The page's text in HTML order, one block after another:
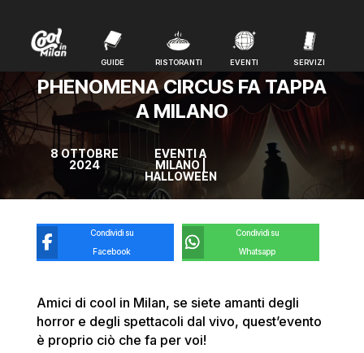
GUIDE RISTORANTI EVENTI SERVIZI
GUIDE RISTORANTI EVENTI SERVIZI
PHENOMENA CIRCUS FA TAPPA
A MILANO
8 OTTOBRE
2024
EVENTI A
MILANO|
HALLOWEEN
Condividi su
Facebook
Condividi su
Whatsapp
Amici di cool in Milan, se siete amanti degli
horror e degli spettacoli dal vivo, quest’evento
è proprio ciò che fa per voi!